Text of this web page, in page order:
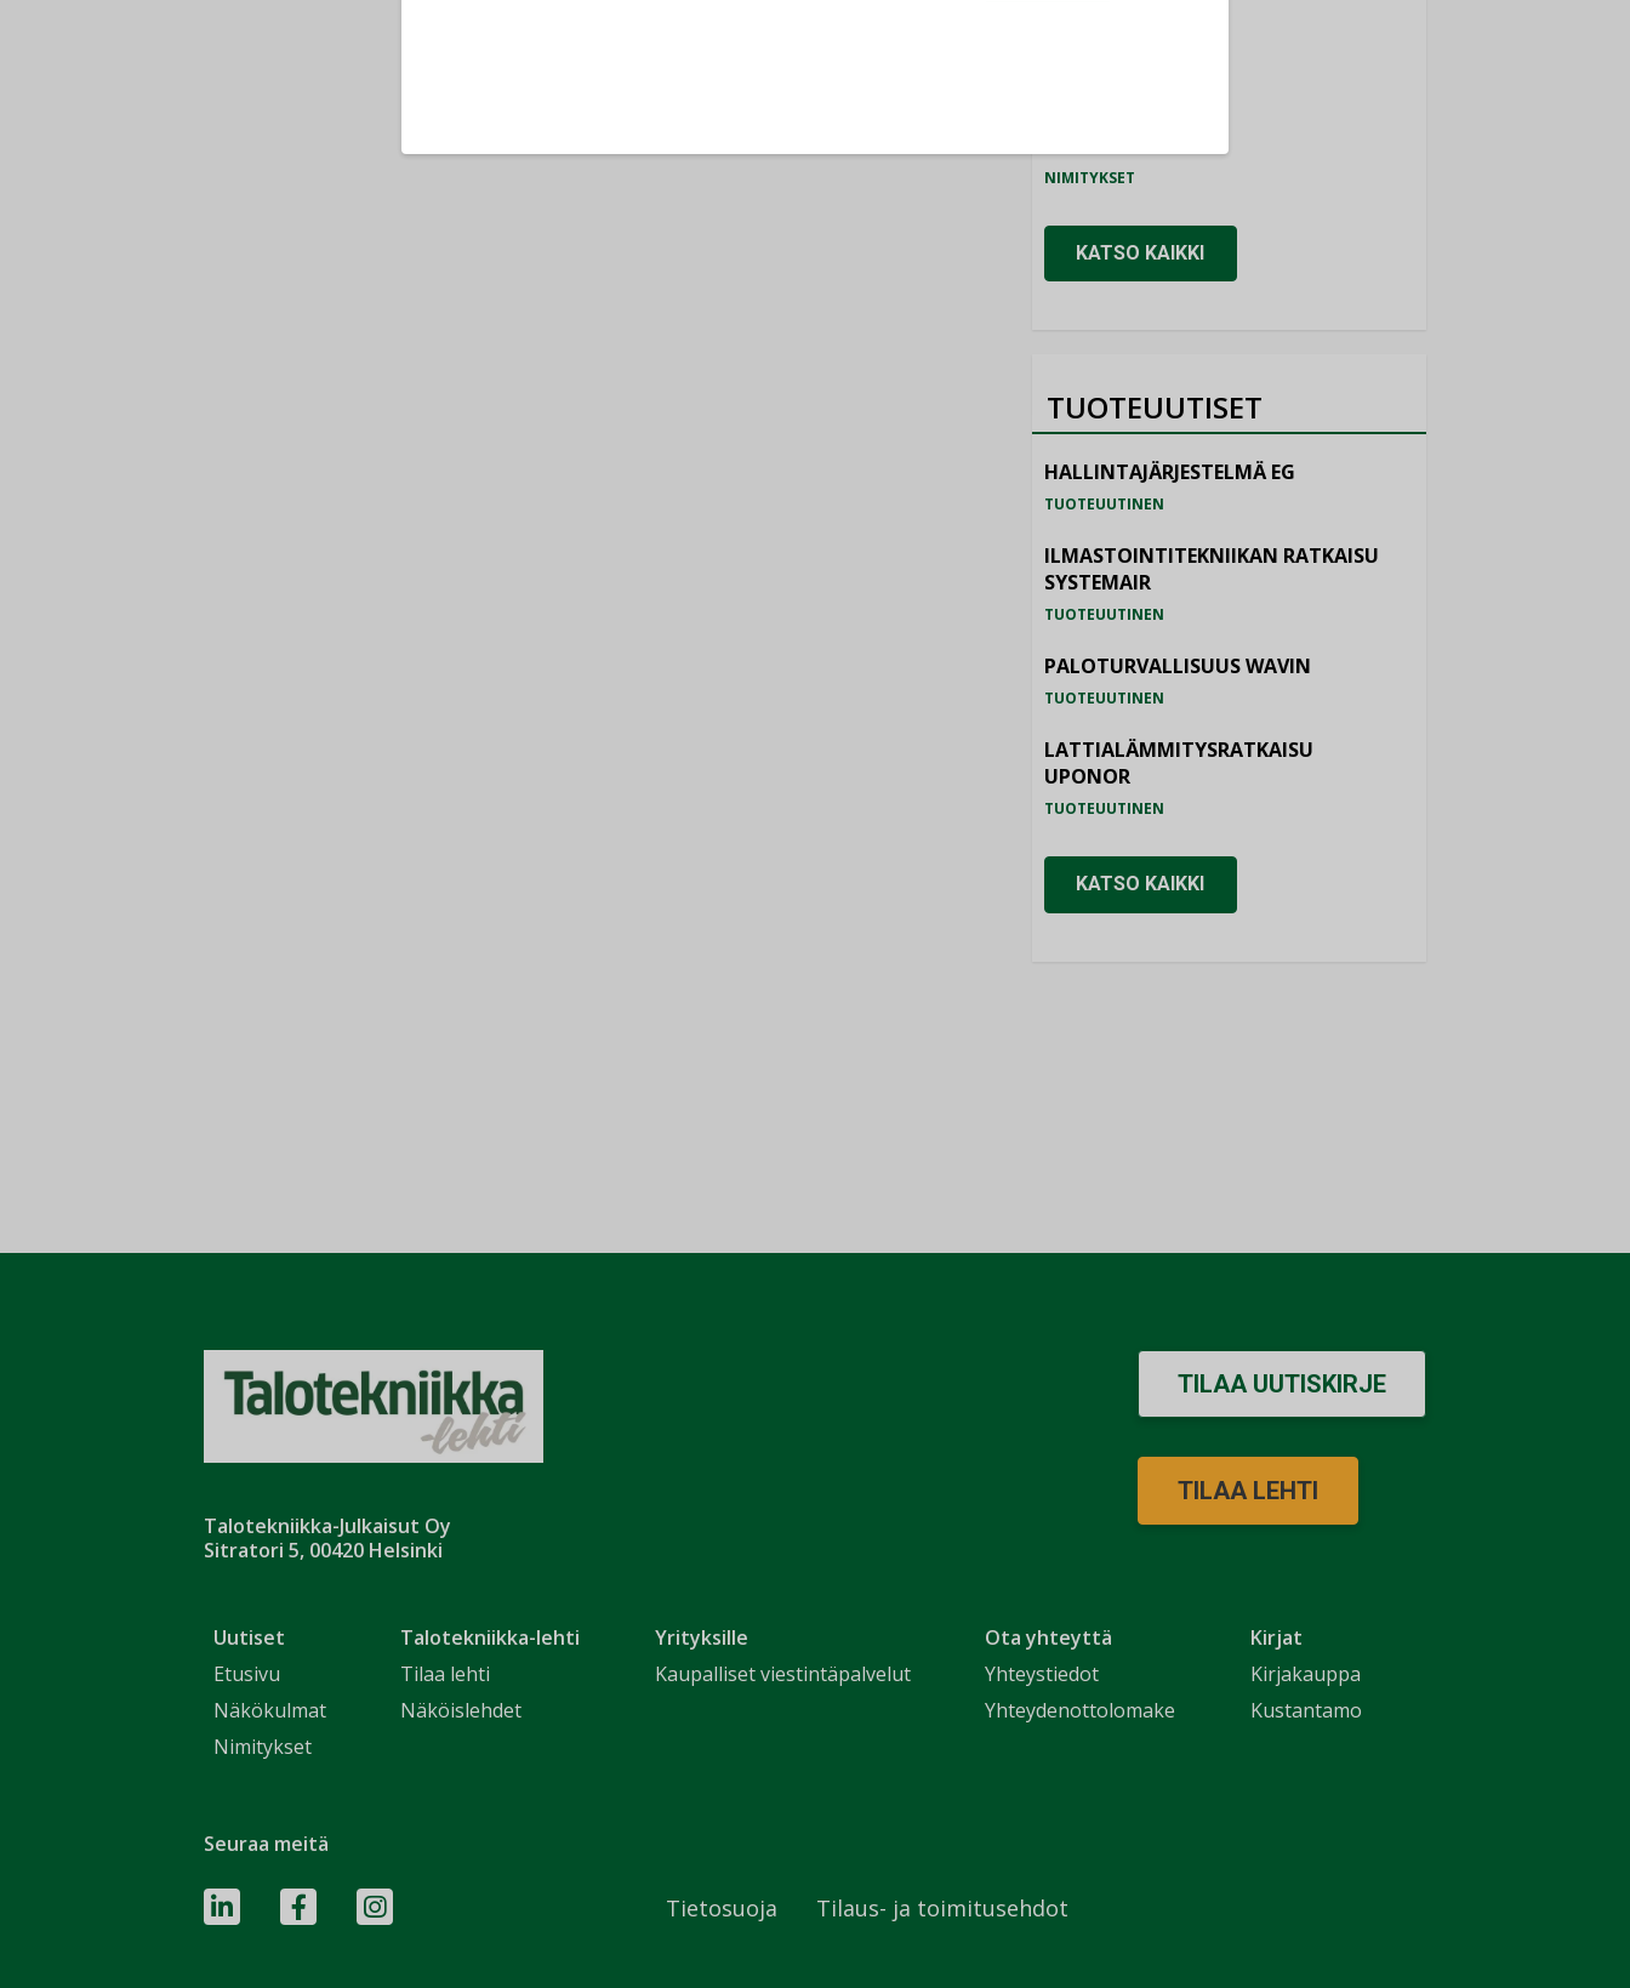
NIMITYKSET
KATSO KAIKKI
TUOTEUUTISET
HALLINTAJÄRJESTELMÄ EG
TUOTEUUTINEN
ILMASTOINTITEKNIIKAN RATKAISU
SYSTEMAIR
TUOTEUUTINEN
PALOTURVALLISUUS WAVIN
TUOTEUUTINEN
LATTIALÄMMITYSRATKAISU
UPONOR
TUOTEUUTINEN
KATSO KAIKKI
Talotekniikka-Julkaisut Oy
Sitratori 5, 00420 Helsinki
Uutiset
Etusivu
Näkökulmat
Nimitykset
Talotekniikka-lehti
Tilaa lehti
Näköislehdet
Yrityksille
Kaupalliset viestintäpalvelut
Ota yhteyttä
Yhteystiedot
Yhteydenottolomake
Kirjat
Kirjakauppa
Kustantamo
TILAA UUTISKIRJE
TILAA LEHTI
Seuraa meitä
Tietosuoja Tilaus- ja toimitusehdot